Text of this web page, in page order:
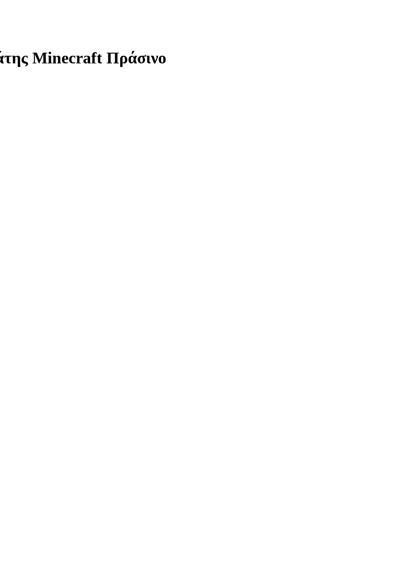
Minecraft Πράσινο